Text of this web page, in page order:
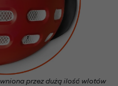
przez dużą ilość wlotów